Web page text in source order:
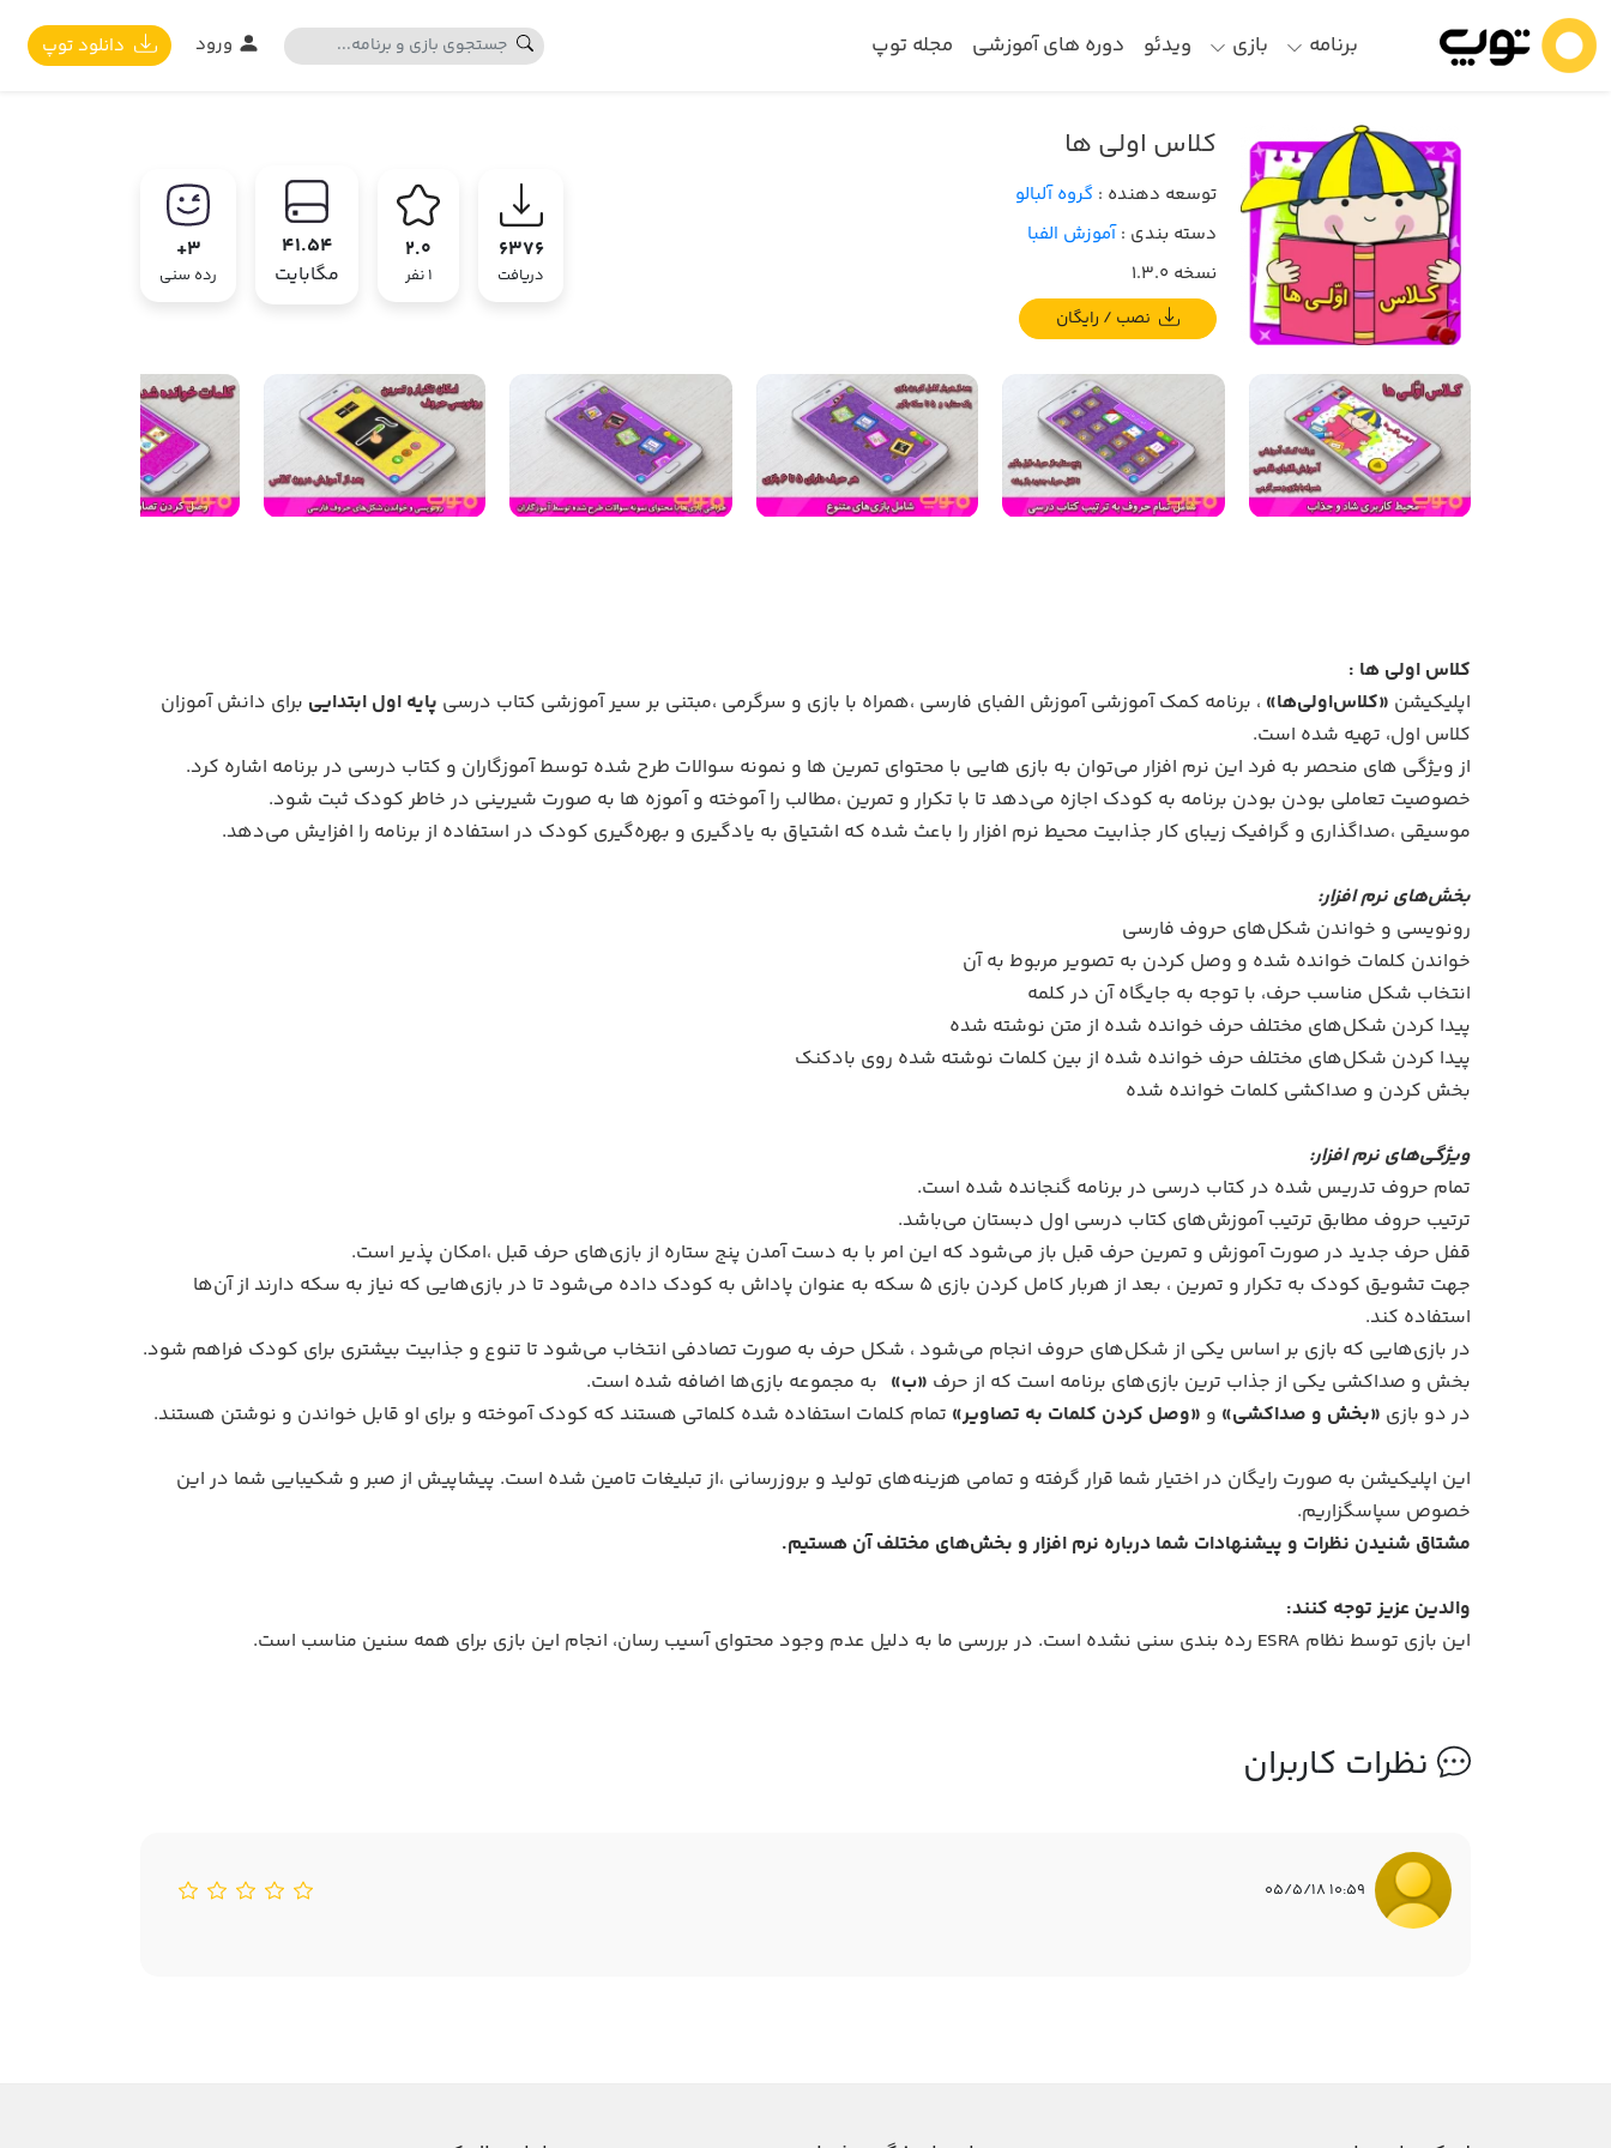
برنامه بازی ویدئو دوره های آموزشی مجله توپ دانلود توپ
کلاس اولی ها
توسعه دهنده : گروه آلبالو
دسته بندی :آموزش الفبا
نسخه 1.3.0
6376
دریافت
2.0
1 نفر
41.54
مگابایت
3+
رده سنی
کلاس اولی ها :
اپلیکیشن «کلاس‌اولی‌ها» ، برنامه کمک آموزشی آموزش الفبای فارسی ،همراه با بازی و سرگرمی ،مبتنی بر سیر آموزشی کتاب درسی پایه اول ابتدایی برای دانش آموزان
کلاس اول، تهیه شده است.
از ویژگی های منحصر به فرد این نرم افزار می‌توان به بازی هایی با محتوای تمرین ها و نمونه سوالات طرح شده توسط آموزگاران و کتاب درسی در برنامه اشاره کرد.
خصوصیت تعاملی بودن بودن برنامه به کودک اجازه می‌دهد تا با تکرار و تمرین ،مطالب را آموخته و آموزه ها به صورت شیرینی در خاطر کودک ثبت شود.
موسیقی ،صداگذاری و گرافیک زیبای کار جذابیت محیط نرم افزار را باعث شده که اشتیاق به یادگیری و بهره‌گیری کودک در استفاده از برنامه را افزایش می‌دهد.
بخش‌های نرم افزار:
رونویسی و خواندن شکل‌های حروف فارسی
خواندن کلمات خوانده شده و وصل کردن به تصویر مربوط به آن
انتخاب شکل مناسب حرف، با توجه به جایگاه آن در کلمه
پیدا کردن شکل‌های مختلف حرف خوانده شده از متن نوشته شده
پیدا کردن شکل‌های مختلف حرف خوانده شده از بین کلمات نوشته شده روی بادکنک
بخش کردن و صداکشی کلمات خوانده شده
ویژگی‌های نرم افزار:
تمام حروف تدریس شده در کتاب درسی در برنامه گنجانده شده است.
ترتیب حروف مطابق ترتیب آموزش‌های کتاب درسی اول دبستان می‌باشد.
قفل حرف جدید در صورت آموزش و تمرین حرف قبل باز می‌شود که این امر با به دست آمدن پنج ستاره از بازی‌های حرف قبل ،امکان پذیر است.
جهت تشویق کودک به تکرار و تمرین ، بعد از هربار کامل کردن بازی 5 سکه به عنوان پاداش به کودک داده می‌شود تا در بازی‌هایی که نیاز به سکه دارند از آن‌ها
استفاده کند.
در بازی‌هایی که بازی بر اساس یکی از شکل‌های حروف انجام می‌شود ، شکل حرف به صورت تصادفی انتخاب می‌شود تا تنوع و جذابیت بیشتری برای کودک فراهم شود.
بخش و صداکشی یکی از جذاب ترین بازی‌های برنامه است که از حرف «ب» به مجموعه بازی‌ها اضافه شده است.
در دو بازی «بخش و صداکشی» و «وصل کردن کلمات به تصاویر» تمام کلمات استفاده شده کلماتی هستند که کودک آموخته و برای او قابل خواندن و نوشتن هستند.
این اپلیکیشن به صورت رایگان در اختیار شما قرار گرفته و تمامی هزینه‌های تولید و بروزرسانی ،از تبلیغات تامین شده است. پیشاپیش از صبر و شکیبایی شما در این
خصوص سپاسگزاریم.
مشتاق شنیدن نظرات و پیشنهادات شما درباره نرم افزار و بخش‌های مختلف آن هستیم.
والدین عزیز توجه کنند:
این بازی توسط نظام ESRA رده بندی سنی نشده است. در بررسی ما به دلیل عدم وجود محتوای آسیب رسان، انجام این بازی برای همه سنین مناسب است.
نظرات کاربران
10:59 05/5/18